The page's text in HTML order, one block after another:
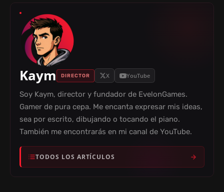
Kaym DIRECTOR X YouTube
Soy Kaym, director y fundador de EvelonGames.
Gamer de pura cepa. Me encanta expresar mis ideas,
sea por escrito, dibujando o tocando el piano.
También me encontrarás en mi canal de YouTube.
TODOS LOS ARTÍCULOS